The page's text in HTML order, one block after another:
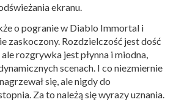
ekranu.
o pogranie w Diablo Immortal i
zaskoczony. Rozdzielczość jest dość
rozgrywka jest płynna i miodna,
scenach. I co niezmiernie
się, ale nigdy do
Za to należą się wyrazy uznania.